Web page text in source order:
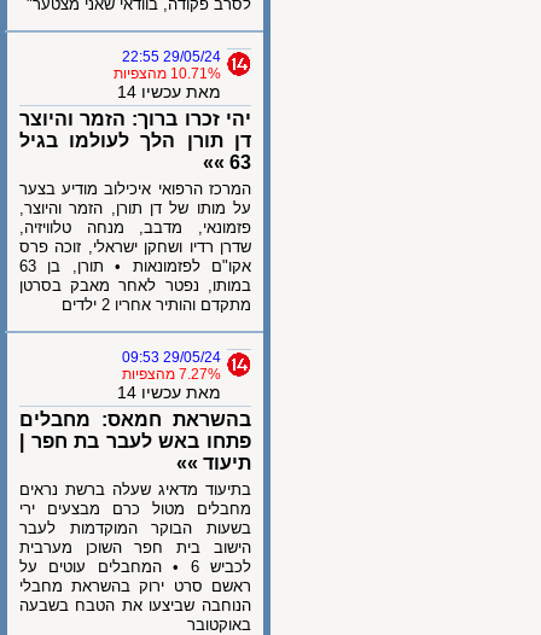
לסרב פקודה, בוודאי שאני מצטער"
29/05/24 22:55
10.71% מהצפיות
מאת עכשיו 14
יהי זכרו ברוך: הזמר והיוצר
דן תורן הלך לעולמו בגיל
המרכז הרפואי איכילוב מודיע בצער
על מותו של דן תורן, הזמר והיוצר,
פזמונאי, מדבב, מנחה טלוויזיה,
שדרן רדיו ושחקן ישראלי, זוכה פרס
אקו"ם לפזמונאות • תורן, בן 63
במותו, נפטר לאחר מאבק בסרטן
מתקדם והותיר אחריו 2 ילדים
29/05/24 09:53
7.27% מהצפיות
מאת עכשיו 14
בהשראת חמאס: מחבלים
פתחו באש לעבר בת חפר |
תיעוד »»
בתיעוד מדאיג שעלה ברשת נראים
מחבלים מטול כרם מבצעים ירי
בשעות הבוקר המוקדמות לעבר
הישוב בית חפר השוכן מערבית
לכביש 6 • המחבלים עוטים על
ראשם סרט ירוק בהשראת מחבלי
הנוחבה שביצעו את הטבח בשבעה
באוקטובר